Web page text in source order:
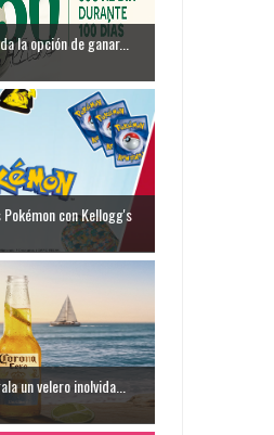
la opción de ganar...
con Kellogg's
un velero inolvida...